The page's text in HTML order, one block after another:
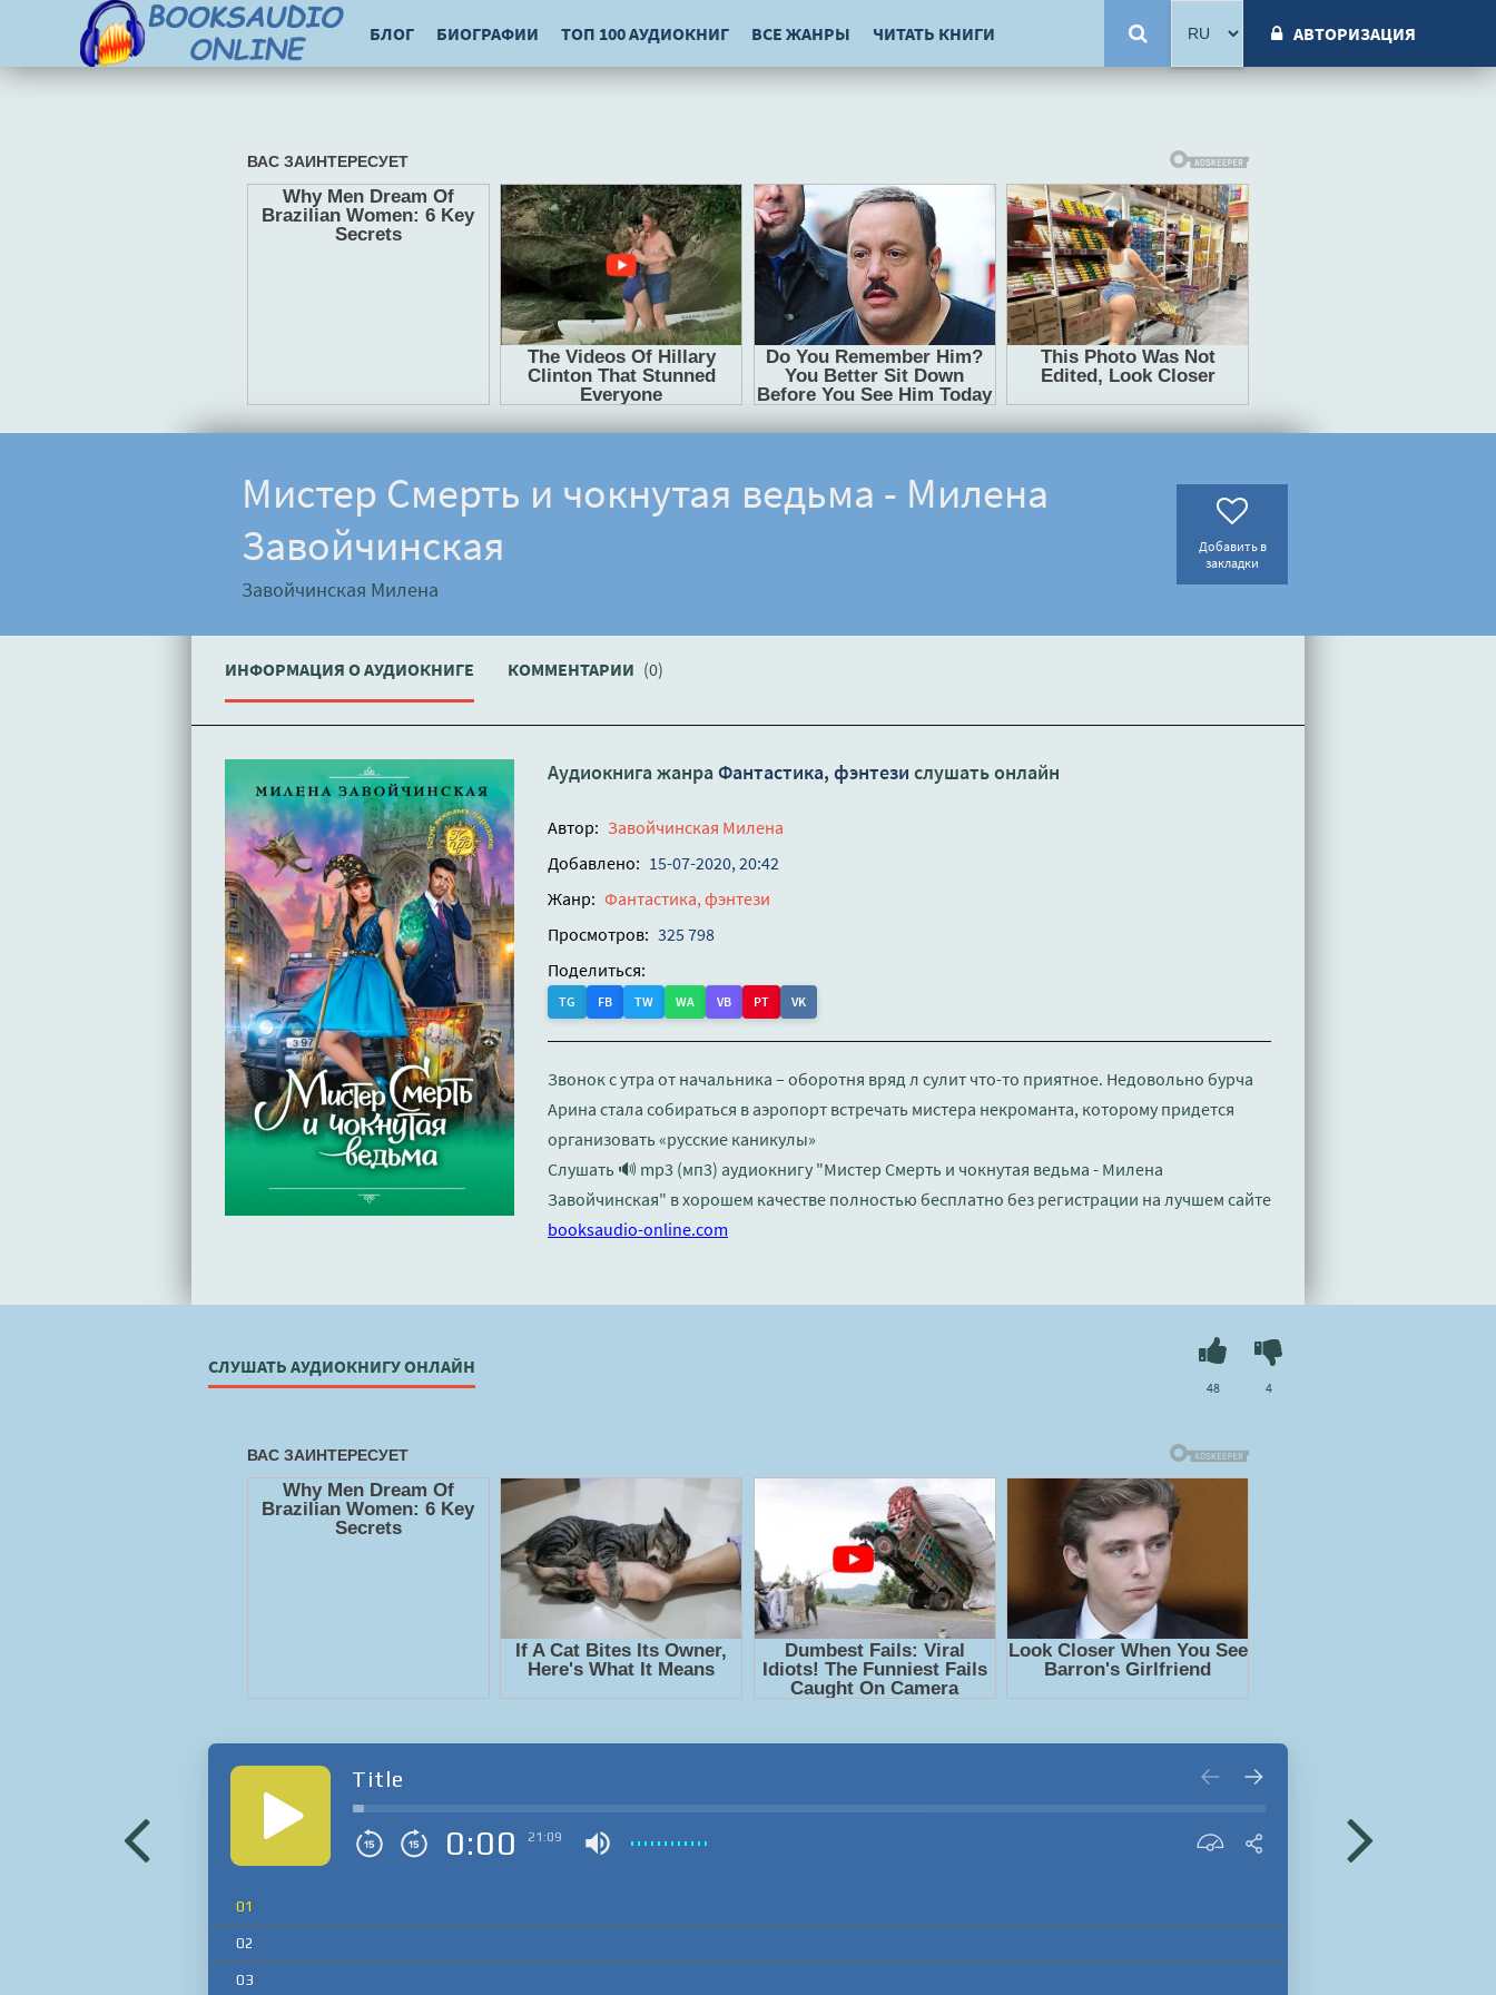
БЛОГ БИОГРАФИИ ТОП 100 АУДИОКНИГ ВСЕ ЖАНРЫ ЧИТАТЬ КНИГИ АВТОРИЗАЦИЯ
Мистер Смерть и чокнутая ведьма - Милена
Завойчинская
Завойчинская Милена
Добавить в
закладки
ИНФОРМАЦИЯ О АУДИОКНИГЕ КОММЕНТАРИИ (0)
Аудиокнига жанра Фантастика, фэнтези слушать онлайн
Автор: Завойчинская Милена
Добавлено: 15-07-2020, 20:42
Жанр: Фантастика, фэнтези
Просмотров: 325 798
Поделиться:
TG FB TW WA VB PT VK
Звонок с утра от начальника – оборотня вряд л сулит что-то приятное. Недовольно бурча
Арина стала собираться в аэропорт встречать мистера некроманта, которому придется
организовать «русские каникулы»
Слушать 🔊 mp3 (мп3) аудиокнигу "Мистер Смерть и чокнутая ведьма - Милена
Завойчинская" в хорошем качестве полностью бесплатно без регистрации на лучшем сайте
booksaudio-online.com
СЛУШАТЬ АУДИОКНИГУ ОНЛАЙН
48 4
Title
0:00 21:09
01
02
03